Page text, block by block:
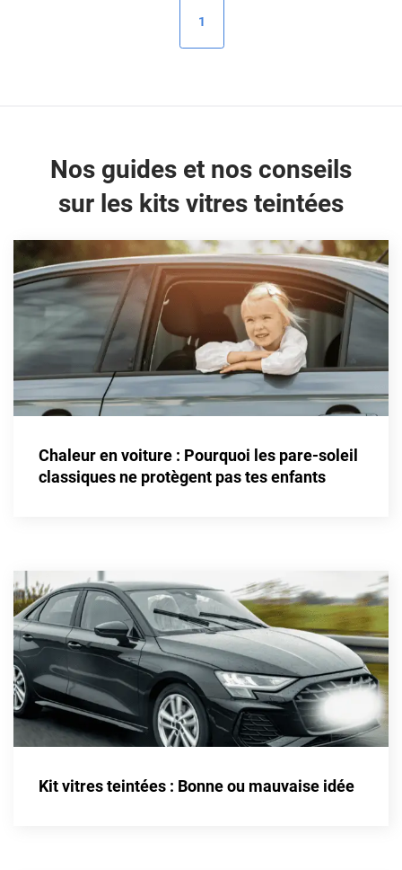
Skoda
Tesla
Toyota
Volkswagen
Alfa Romeo
Aston Martin
Buick
Byd
Cadillac
Changan
Chevrolet
Chrysler
1
Nos guides et nos conseils
sur les kits vitres teintées
Chaleur en voiture : Pourquoi les pare-soleil
classiques ne protègent pas tes enfants
Kit vitres teintées : Bonne ou mauvaise idée